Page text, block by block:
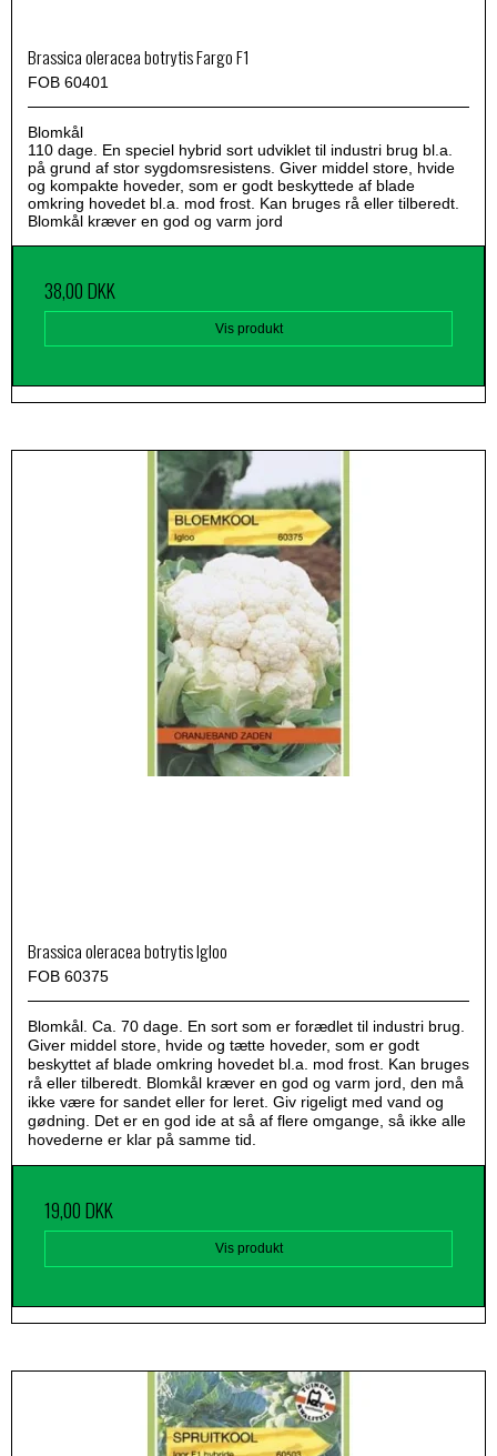
Brassica oleracea botrytis Fargo F1
FOB 60401
Blomkål
110 dage. En speciel hybrid sort udviklet til industri brug bl.a.
på grund af stor sygdomsresistens. Giver middel store, hvide
og kompakte hoveder, som er godt beskyttede af blade
omkring hovedet bl.a. mod frost. Kan bruges rå eller tilberedt.
Blomkål kræver en god og varm jord
38,00 DKK
Vis produkt
Brassica oleracea botrytis Igloo
FOB 60375
Blomkål. Ca. 70 dage. En sort som er forædlet til industri brug.
Giver middel store, hvide og tætte hoveder, som er godt
beskyttet af blade omkring hovedet bl.a. mod frost. Kan bruges
rå eller tilberedt. Blomkål kræver en god og varm jord, den må
ikke være for sandet eller for leret. Giv rigeligt med vand og
gødning. Det er en god ide at så af flere omgange, så ikke alle
hovederne er klar på samme tid.
19,00 DKK
Vis produkt